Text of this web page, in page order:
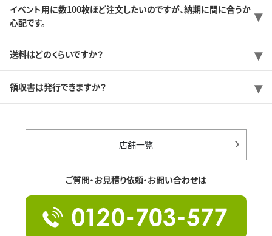
イベント用に数100枚ほど注文したいのですが、納期に間に合うか
心配です。
送料はどのくらいですか？
領収書は発行できますか？
店舗一覧
ご質問・お見積り依頼・お問い合わせは